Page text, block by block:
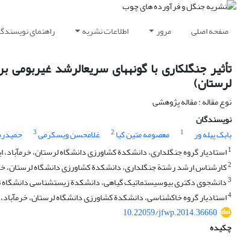
صفحه اصلی مرور اطلاعات نشریه راهنمای
تأثیر جنگل‏کاری با گونه‏‏‏‏های سریع‏الرشد
لرستان)
نوع مقاله : مقاله پژوهشی
نویسندگان
بابک پیله ور
1 معصومه متین کیا 2 غلامحسن ویسکرمی3
1استادیار گروه جنگل‏داری، دانشکدة کشاورزی دانشگاه لرستان، خرم‏آباد،
2کارشناس ارشد رشتة جنگل‏داری، دانشکدة کشاورزی دانشگاه لرستان،
3دانشجوی دکتری بیوسیستماتیک گیاهی، دانشکدة زیست‏شناسی دانشگاه
4استادیار گروه خاک‏شناسی، دانشکدة کشاورزی دانشگاه لرستان، خرم‏آباد،
10.22059/jfwp.2014.36660
چکیده